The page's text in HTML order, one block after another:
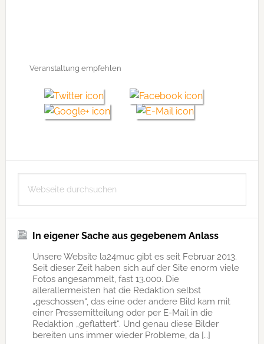
Veranstaltung empfehlen
Seitenspalte
durchsuchen
In eigener Sache aus gegebenem Anlass
Unsere Website la24muc gibt es seit Februar 2013.
Seit dieser Zeit haben sich auf der Site enorm viele
Fotos angesammelt, fast 13.000. Die
allerallermeisten hat die Redaktion selbst
„geschossen“, das eine oder andere Bild kam mit
einer Pressemitteilung oder per E-Mail in die
Redaktion „geflattert“. Und genau diese Bilder
bereiten uns immer wieder Probleme, da […]